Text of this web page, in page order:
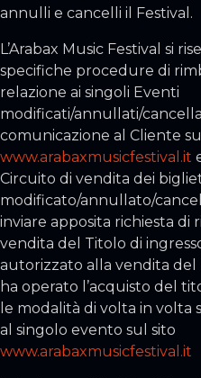
annulli e cancelli il Festival.
L’Arabax Music Festival si
specifiche procedure di
relazione ai singoli Eventi
modificati/annullati/
comunicazione al Cliente
www.arabaxmusicfestival.it
Circuito di vendita dei
modificato/annullato/
inviare apposita richiesta di
vendita del Titolo di
autorizzato alla vendita
ha operato l’acquisto del
le modalità di volta in volta
al singolo evento sul sito
www.arabaxmusicfestival.it